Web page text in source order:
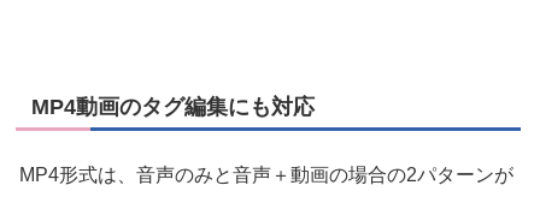
MP4動画のタグ編集にも対応
MP4形式は、音声のみと音声＋動画の場合の2パターンが